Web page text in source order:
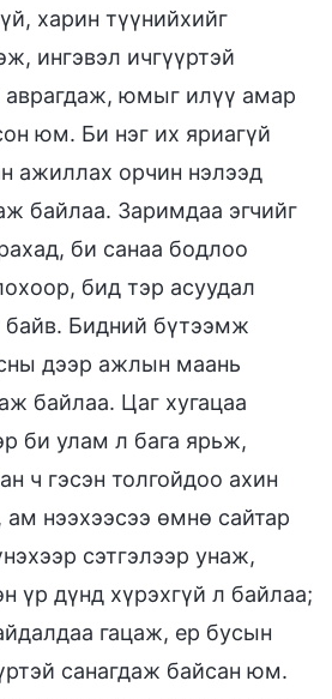
харин түүнийхийг
ингэвэл ичгүүртэй
аврагдаж, юмыг илүү амар
юм. Би нэг их яриагүй
ажиллах орчин нэлээд
байлаа. Заримдаа эгчийг
би санаа бодлоо
бид тэр асуудал
байв. Бидний бүтээмж
дээр ажлын маань
байлаа. Цаг хугацаа
би улам л бага ярьж,
ч гэсэн толгойдоо ахин
нээхээсээ өмнө сайтар
сэтгэлээр унаж,
үр дүнд хүрэхгүй л байлаа;
гацаж, ер бусын
санагдаж байсан юм.